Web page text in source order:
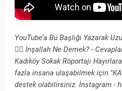
YouTube’a Bu Başlığı Yazarak
👇🏻 İnşallah Ne Demek? -
Kadıköy Sokak Röportajı
fazla insana ulaşabilmek için
destek olabilirsiniz. İnstagram -